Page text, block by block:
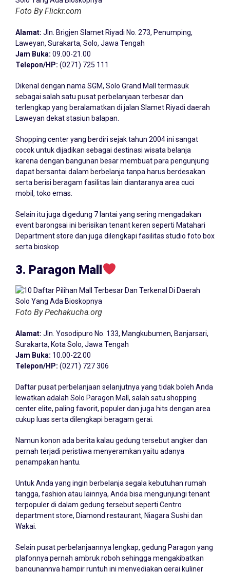
Foto By Flickr.com
Alamat: Jln. Brigjen Slamet Riyadi No. 273, Penumping,
Laweyan, Surakarta, Solo, Jawa Tengah
Jam Buka: 09.00-21.00
Telepon/HP: (0271) 725 111
Dikenal dengan nama SGM, Solo Grand Mall termasuk
sebagai salah satu pusat perbelanjaan terbesar dan
terlengkap yang beralamatkan di jalan Slamet Riyadi daerah
Laweyan dekat stasiun balapan.
Shopping center yang berdiri sejak tahun 2004 ini sangat
cocok untuk dijadikan sebagai destinasi wisata belanja
karena dengan bangunan besar membuat para pengunjung
dapat bersantai dalam berbelanja tanpa harus berdesakan
serta berisi beragam fasilitas lain diantaranya area cuci
mobil, toko emas.
Selain itu juga digedung 7 lantai yang sering mengadakan
event barongsai ini berisikan tenant keren seperti Matahari
Department store dan juga dilengkapi fasilitas studio foto box
serta bioskop
3. Paragon Mall
Foto By Pechakucha.org
Alamat: Jln. Yosodipuro No. 133, Mangkubumen, Banjarsari,
Surakarta, Kota Solo, Jawa Tengah
Jam Buka: 10.00-22.00
Telepon/HP: (0271) 727 306
Daftar pusat perbelanjaan selanjutnya yang tidak boleh Anda
lewatkan adalah Solo Paragon Mall, salah satu shopping
center elite, paling favorit, populer dan juga hits dengan area
cukup luas serta dilengkapi beragam gerai.
Namun konon ada berita kalau gedung tersebut angker dan
pernah terjadi peristiwa menyeramkan yaitu adanya
penampakan hantu.
Untuk Anda yang ingin berbelanja segala kebutuhan rumah
tangga, fashion atau lainnya, Anda bisa mengunjungi tenant
terpopuler di dalam gedung tersebut seperti Centro
department store, Diamond restaurant, Niagara Sushi dan
Wakai.
Selain pusat perbelanjaannya lengkap, gedung Paragon yang
plafonnya pernah ambruk roboh sehingga mengakibatkan
bangunannya hampir runtuh ini menyediakan gerai kuliner